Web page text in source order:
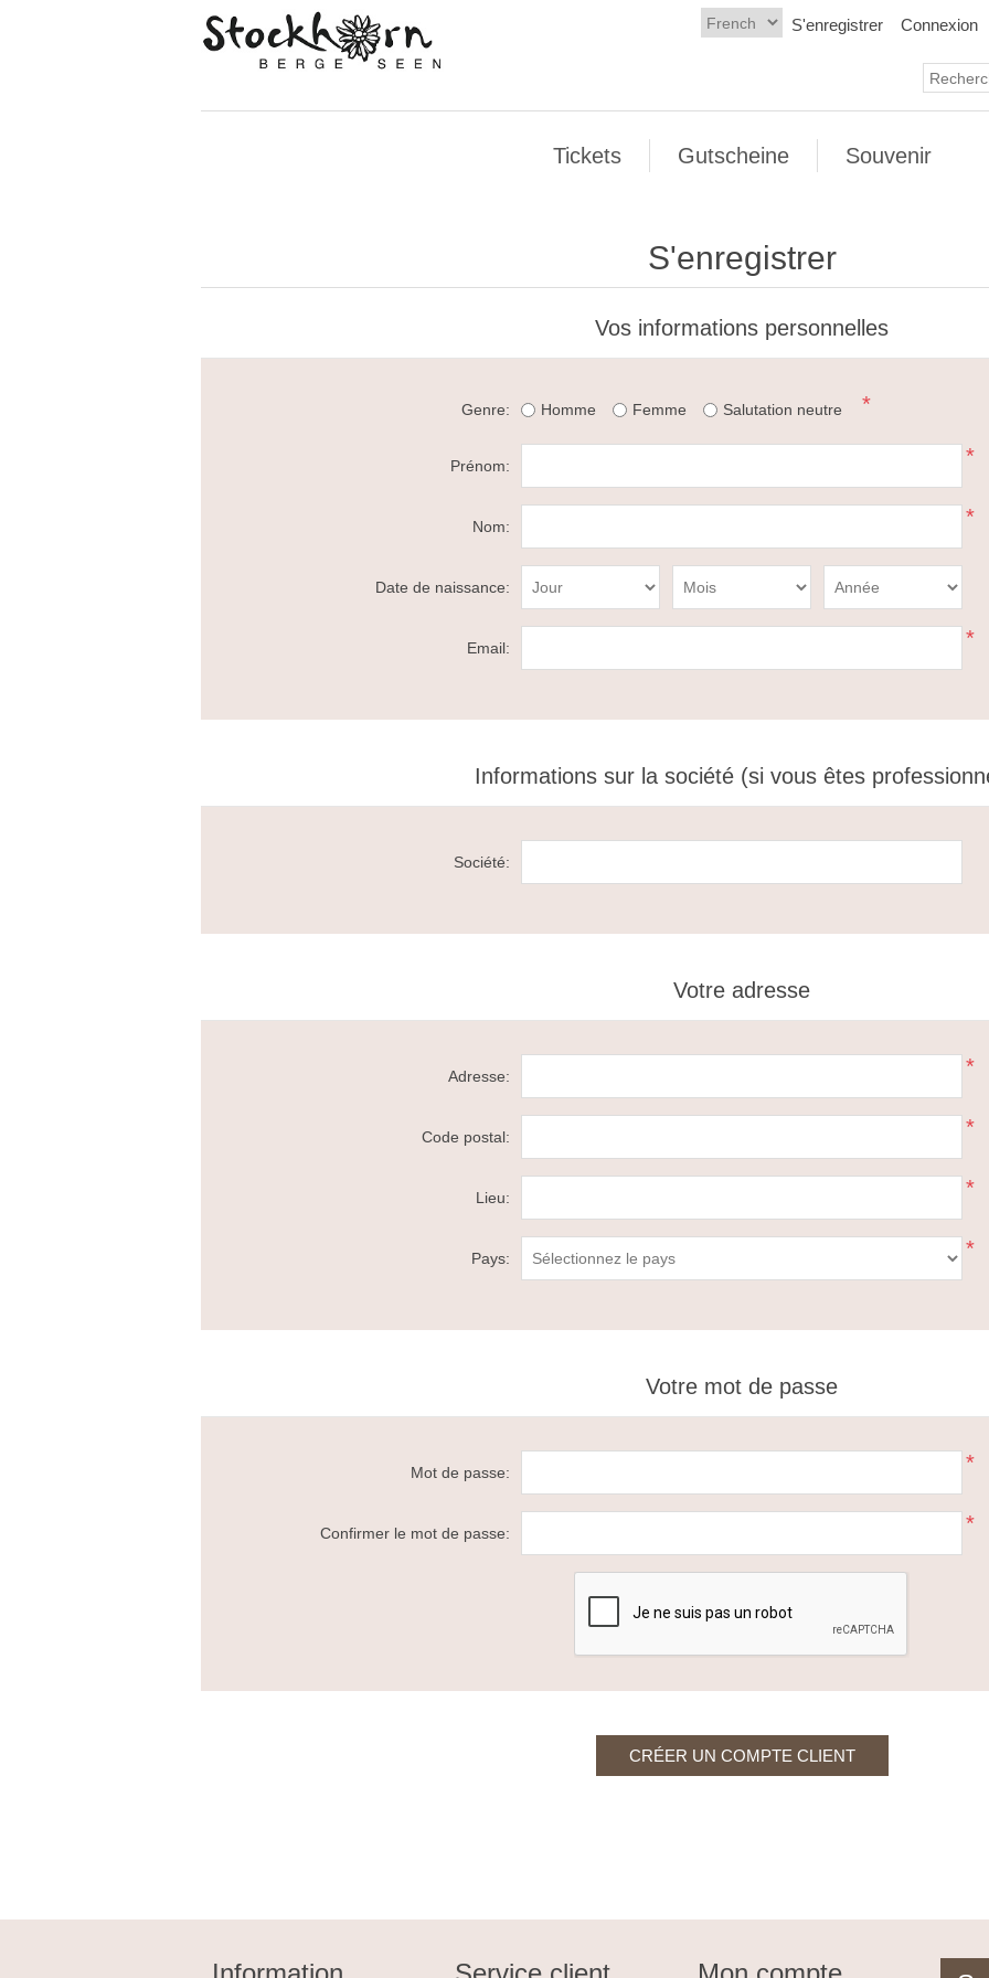
S'enregistrer Connexion
Tickets Gutscheine Souvenir
S'enregistrer
Vos informations personnelles
Genre: Homme Femme Salutation neutre *
Prénom: *
Nom: *
Date de naissance:
Email: *
Informations sur la société (si vous êtes
Société:
Votre adresse
Adresse: *
Code postal: *
Lieu: *
Pays: *
Votre mot de passe
Mot de passe: *
Confirmer le mot de passe: *